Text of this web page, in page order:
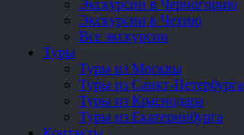
Экскурсии в Черногорию
Экскурсии в Чехию
Все экскурсии
Туры
Туры из Москвы
Туры из Санкт-Петербурга
Туры из Краснодара
Туры из Екатеринбурга